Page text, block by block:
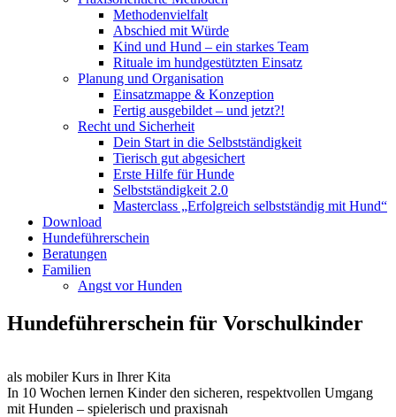
Methodenvielfalt
Abschied mit Würde
Kind und Hund – ein starkes Team
Rituale im hundgestützten Einsatz
Planung und Organisation
Einsatzmappe & Konzeption
Fertig ausgebildet – und jetzt?!
Recht und Sicherheit
Dein Start in die Selbstständigkeit
Tierisch gut abgesichert
Erste Hilfe für Hunde
Selbstständigkeit 2.0
Masterclass „Erfolgreich selbstständig mit Hund“
Download
Hundeführerschein
Beratungen
Familien
Angst vor Hunden
Hundeführerschein für Vorschulkinder
als mobiler Kurs in Ihrer Kita
In 10 Wochen lernen Kinder den sicheren, respektvollen Umgang
mit Hunden – spielerisch und praxisnah